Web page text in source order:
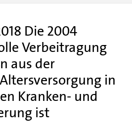
Die 2004
Verbeitragung
aus der
in
Kranken- und
ist